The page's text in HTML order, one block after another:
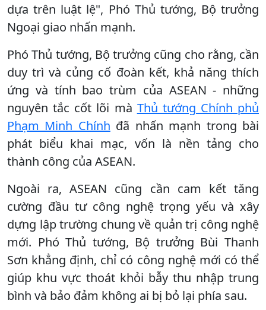
dựa trên luật lệ", Phó Thủ tướng, Bộ trưởng
Ngoại giao nhấn mạnh.
Phó Thủ tướng, Bộ trưởng cũng cho rằng, cần
duy trì và củng cố đoàn kết, khả năng thích
ứng và tính bao trùm của ASEAN - những
nguyên tắc cốt lõi mà Thủ tướng Chính phủ
Phạm Minh Chính đã nhấn mạnh trong bài
phát biểu khai mạc, vốn là nền tảng cho
thành công của ASEAN.
Ngoài ra, ASEAN cũng cần cam kết tăng
cường đầu tư công nghệ trọng yếu và xây
dựng lập trường chung về quản trị công nghệ
mới. Phó Thủ tướng, Bộ trưởng Bùi Thanh
Sơn khẳng định, chỉ có công nghệ mới có thể
giúp khu vực thoát khỏi bẫy thu nhập trung
bình và bảo đảm không ai bị bỏ lại phía sau.